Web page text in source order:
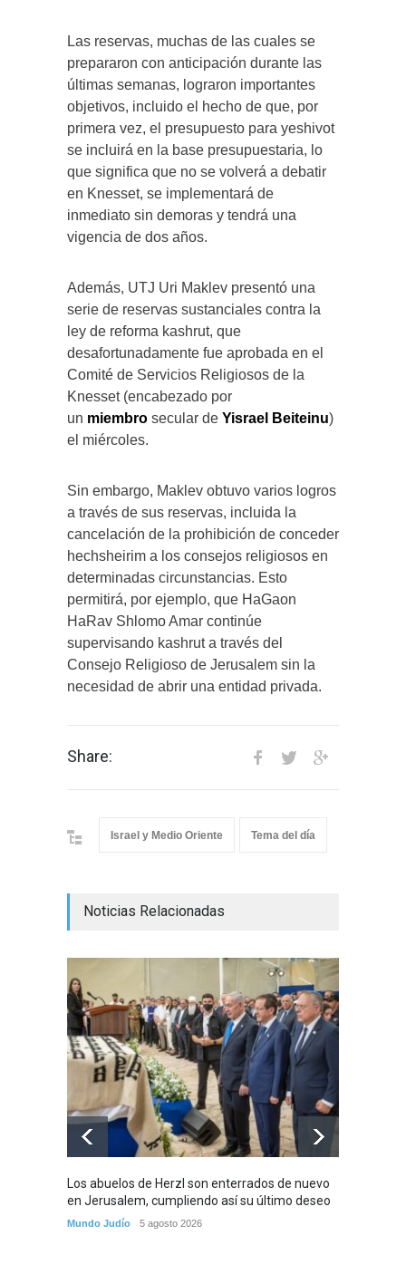
Las reservas, muchas de las cuales se
prepararon con anticipación durante las
últimas semanas, lograron importantes
objetivos, incluido el hecho de que, por
primera vez, el presupuesto para yeshivot
se incluirá en la base presupuestaria, lo
que significa que no se volverá a debatir
en Knesset, se implementará de
inmediato sin demoras y tendrá una
vigencia de dos años.
Además, UTJ Uri Maklev presentó una
serie de reservas sustanciales contra la
ley de reforma kashrut, que
desafortunadamente fue aprobada en el
Comité de Servicios Religiosos de la
Knesset (encabezado por
un miembro secular de Yisrael Beiteinu)
el miércoles.
Sin embargo, Maklev obtuvo varios logros
a través de sus reservas, incluida la
cancelación de la prohibición de conceder
hechsheirim a los consejos religiosos en
determinadas circunstancias. Esto
permitirá, por ejemplo, que HaGaon
HaRav Shlomo Amar continúe
supervisando kashrut a través del
Consejo Religioso de Jerusalem sin la
necesidad de abrir una entidad privada.
Share:
Israel y Medio Oriente Tema del día
Noticias Relacionadas
Los abuelos de Herzl son enterrados de nuevo
en Jerusalem, cumpliendo así su último deseo
Mundo Judío 5 agosto 2026